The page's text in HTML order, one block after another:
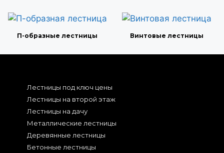
П-образные лестницы Винтовые лестницы
Лестницы под ключ цены
Лестницы на второй этаж
Лестницы на дачу
Металлические лестницы
Деревянные лестницы
Бетонные лестницы